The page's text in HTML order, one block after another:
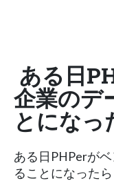
ある日
企業のデ
とになっ
ある日PHPerが
ることになったら